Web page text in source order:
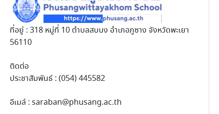
ที่อยู่ : 318 หมู่ที่ 10 ตำบลสบบง อำเภอภูซาง จังหวัดพะเยา
56110
ติดต่อ
ประชาสัมพันธ์ : (054) 445582
อีเมล์ : saraban@phusang.ac.th